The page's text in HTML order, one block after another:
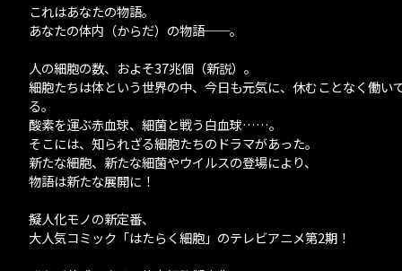
これはあなたの物語。
あなたの体内（からだ）の物語──。
人の細胞の数、およそ37兆個（新説）。
細胞たちは体という世界の中、今日も元気に、休むことなく働い
る。
酸素を運ぶ赤血球、細菌と戦う白血球……。
そこには、知られざる細胞たちのドラマがあった。
新たな細胞、新たな細菌やウイルスの登場により、
物語は新たな展開に！
擬人化モノの新定番、
大人気コミック「はたらく細胞」のテレビアニメ第2期！